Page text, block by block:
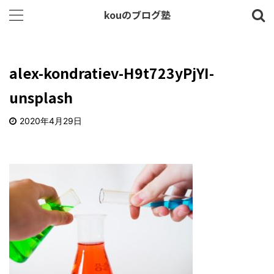
kouのブログ塾
alex-kondratiev-H9t723yPjYI-
unsplash
2020年4月29日